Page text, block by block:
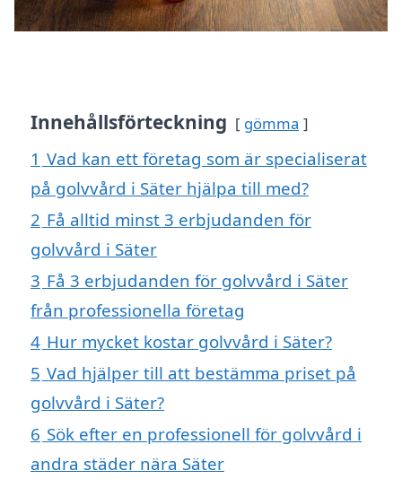
Innehållsförteckning gömma
1 Vad kan ett företag som är specialiserat
på golvvård i Säter hjälpa till med?
2 Få alltid minst 3 erbjudanden för
golvvård i Säter
3 Få 3 erbjudanden för golvvård i Säter
från professionella företag
4 Hur mycket kostar golvvård i Säter?
5 Vad hjälper till att bestämma priset på
golvvård i Säter?
6 Sök efter en professionell för golvvård i
andra städer nära Säter